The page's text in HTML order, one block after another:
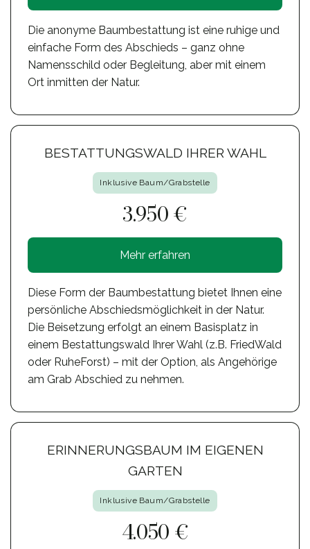
Die anonyme Baumbestattung ist eine ruhige und
einfache Form des Abschieds – ganz ohne
Namensschild oder Begleitung, aber mit einem
Ort inmitten der Natur.
BESTATTUNGSWALD IHRER WAHL
Inklusive Baum/Grabstelle
3.950 €
Mehr erfahren
Diese Form der Baumbestattung bietet Ihnen eine
persönliche Abschiedsmöglichkeit in der Natur.
Die Beisetzung erfolgt an einem Basisplatz in
einem Bestattungswald Ihrer Wahl (z.B. FriedWald
oder RuheForst) – mit der Option, als Angehörige
am Grab Abschied zu nehmen.
ERINNERUNGSBAUM IM EIGENEN
GARTEN
Inklusive Baum/Grabstelle
4.050 €